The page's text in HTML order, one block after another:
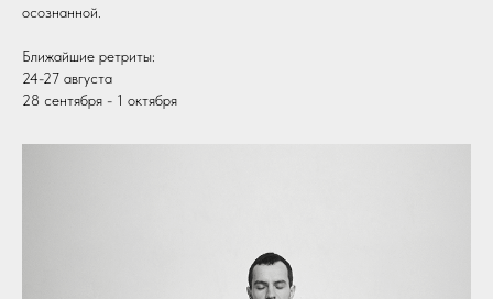
осознанной.
Ближайшие ретриты:
24-27 августа
28 сентября - 1 октября